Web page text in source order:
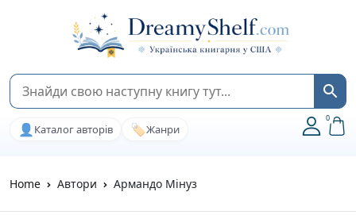
👤 Каталог авторів 🏷️Жанри
0
Home Автори Армандо Мінуз